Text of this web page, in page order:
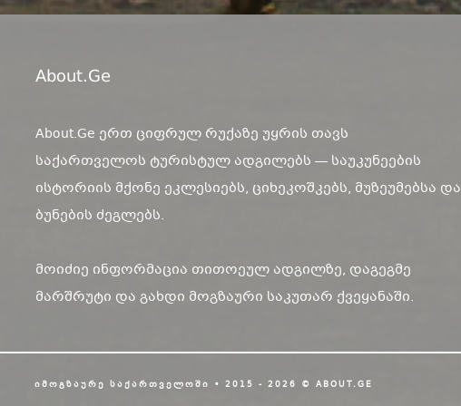
About.ge
About.Ge ერთ ციფრულ რუქაზე უყრის თავს
საქართველოს ტურისტულ ადგილებს — საუკუნეების
ისტორიის მქონე ეკლესიებს, ციხეკოშკებს, მუზეუმებსა და
ბუნების ძეგლებს.
მოიძიე ინფორმაცია თითოეულ ადგილზე, დაგეგმე
მარშრუტი და გახდი მოგზაური საკუთარ ქვეყანაში.
ᲘᲛᲝᲒᲖᲐᲣᲠᲔ ᲡᲐᲥᲐᲠᲗᲕᲔᲚᲝᲨᲘ • 2015 - 2026 © ABOUT.GE